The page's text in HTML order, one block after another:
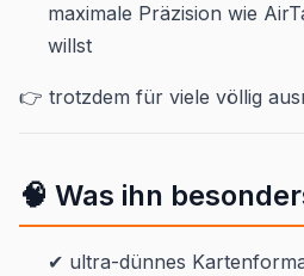
maximale Präzision wie
willst
👉 trotzdem für viele völlig
🧠 Was ihn
✔ ultra-dünnes